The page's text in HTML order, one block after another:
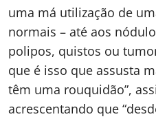
uma má utilização de
normais – até aos
polipos, quistos ou
que é isso que assusta
têm uma rouquidão”,
acrescentando que